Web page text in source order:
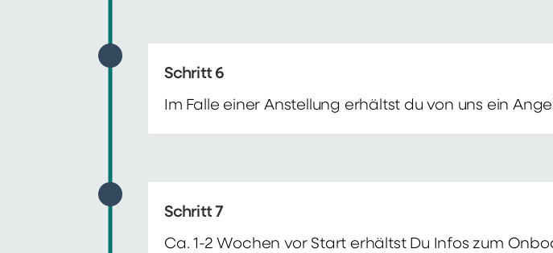
Schritt 6
Im Falle einer Anstellung erhältst du von uns ein
Schritt 7
Ca. 1-2 Wochen vor Start erhältst Du Infos zum